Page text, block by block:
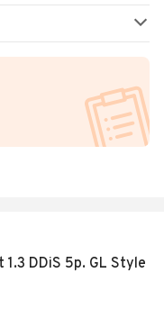
1.3 DDiS 5p. GL Style